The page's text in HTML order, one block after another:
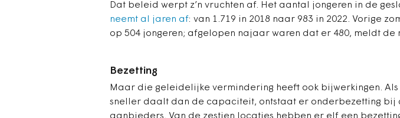
Dat beleid werpt z’n vruchten af. Het aantal jongeren in de
neemt al jaren af: van 1.719 in 2018 naar 983 in 2022. Vorige
op 504 jongeren; afgelopen najaar waren dat er 480, meldt de
Bezetting
Maar die geleidelijke vermindering heeft ook bijwerkingen.
sneller daalt dan de capaciteit, ontstaat er onderbezetting bij